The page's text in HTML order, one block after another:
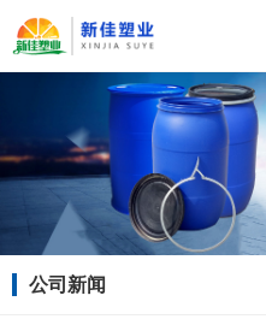
公司新闻